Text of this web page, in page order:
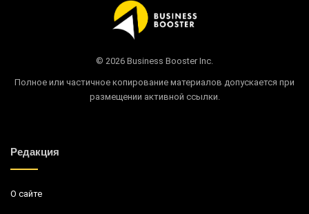
© 2026 Business Booster Inc.
Полное или частичное копирование материалов допускается при
размещении активной ссылки.
Редакция
О сайте